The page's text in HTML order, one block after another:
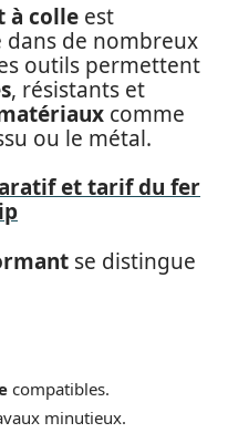
à colle est
de nombreux
outils permettent
, résistants et
comme
ou le métal.
et tarif du fer
se distingue
compatibles.
minutieux.